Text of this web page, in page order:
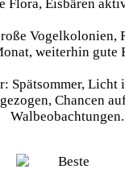
Flora, Eisbären
Vogelkolonien,
weiterhin gute
Spätsommer,
Chancen
Walbeobachtungen.